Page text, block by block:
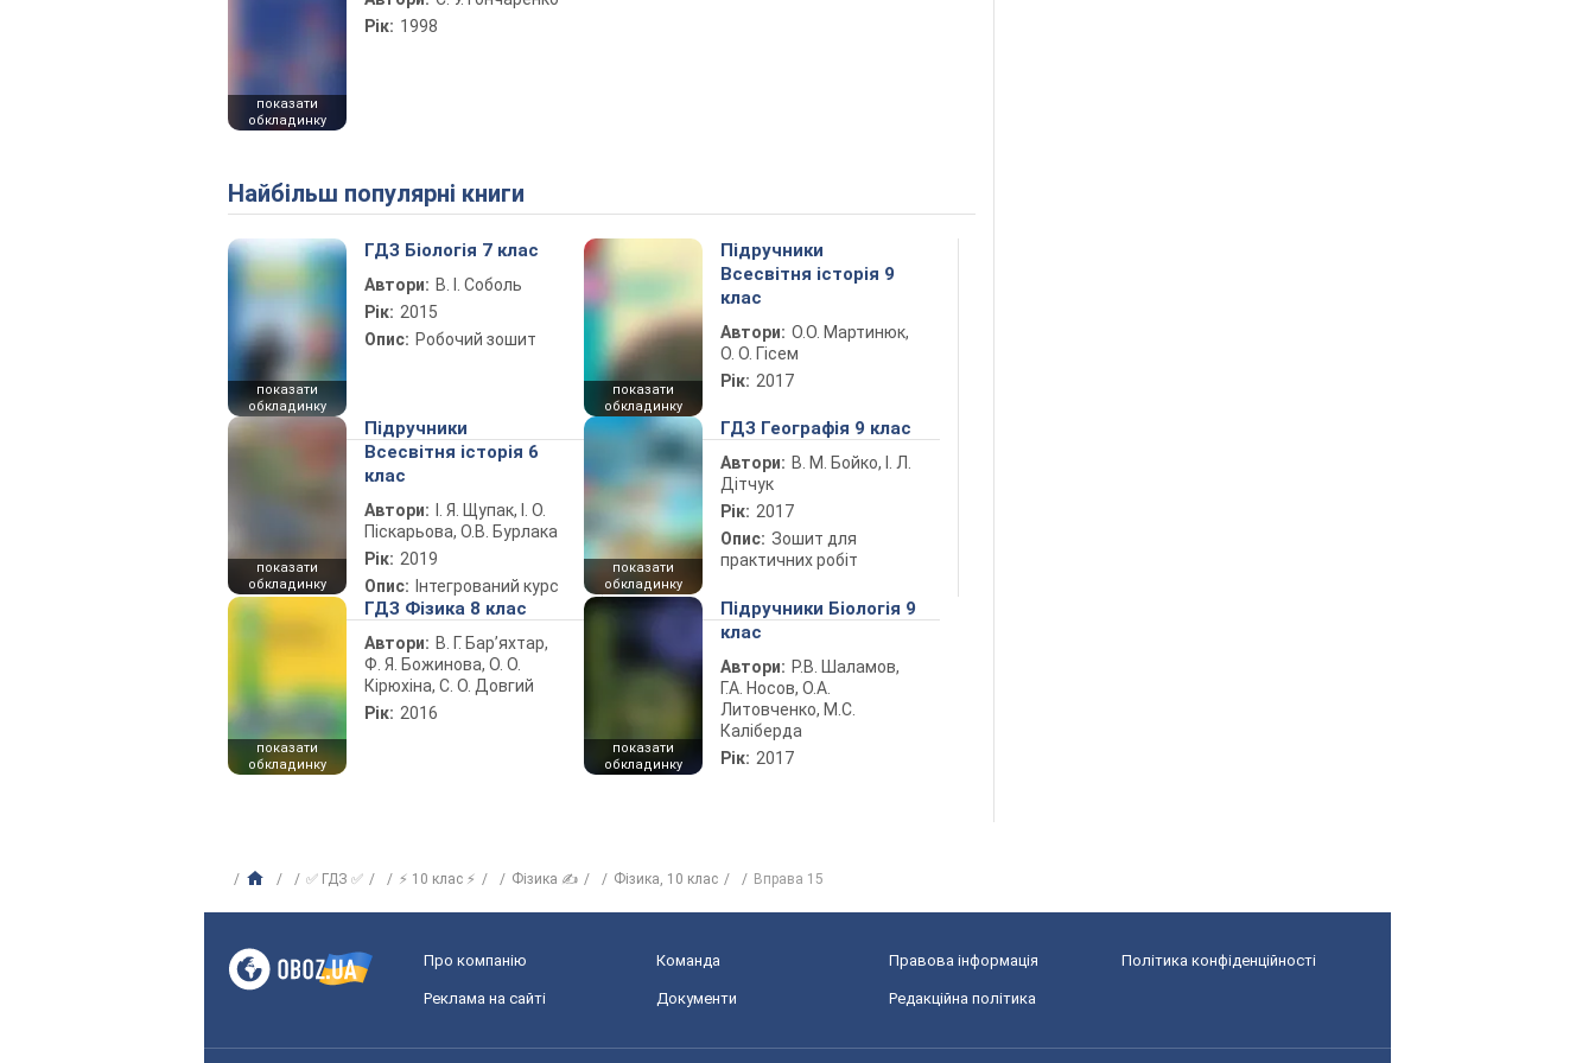
показати
обкладинку
Рік: 1998
Найбільш популярні книги
показати
обкладинку
ГДЗ Біологія 7 клас
Автори: В. І. Соболь
Рік: 2015
Опис: Робочий зошит
показати
обкладинку
Підручники
Всесвітня історія 9
клас
Автори: О.О. Мартинюк,
О. О. Гісем
Рік: 2017
показати
обкладинку
Підручники
Всесвітня історія 6
клас
Автори:
І. Я. Щупак, І. О.
Піскарьова, О.В. Бурлака
Рік: 2019
Опис: Інтегрований курс
показати
обкладинку
ГДЗ Географія 9 клас
Автори: В. М. Бойко, І. Л.
Дітчук
Рік: 2017
Опис: Зошит для
практичних робіт
показати
обкладинку
ГДЗ Фізика 8 клас
Автори: В. Г. Бар’яхтар,
Ф. Я. Божинова, О. О.
Кірюхіна, С. О. Довгий
Рік: 2016
показати
обкладинку
Підручники Біологія 9
клас
Автори: Р.В. Шаламов,
Г.А. Носов, О.А.
Литовченко, М.С.
Каліберда
Рік: 2017
✅ ГДЗ ✅ ⚡ 10 клас ⚡ Фізика ✍ Фiзика, 10 клас Вправа 15
Про компанію Команда Правова інформація Політика конфіденційності
Реклама на сайті Документи Редакційна політика